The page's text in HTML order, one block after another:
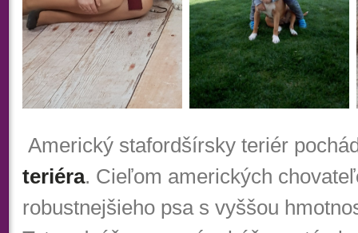
Americký stafordšírsky teriér
teriéra. Cieľom amerických
robustnejšieho psa s vyššou